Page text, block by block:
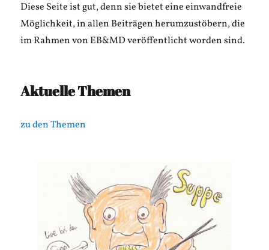
Diese Seite ist gut, denn sie bietet eine einwandfreie
Möglichkeit, in allen Beiträgen herumzustöbern, die
im Rahmen von EB&MD veröffentlicht worden sind.
Aktuelle Themen
zu den Themen
#0102 – Suppe (live @
Suppkultur)
Sieh an, sieh an, für diese Ausgabe ist ihr liebstes
Radioliteraturmagzins auf Radio Z mal wieder
Ausgeflogen: In Urlaubsvertretung duften